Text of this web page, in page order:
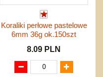
Koraliki perłowe pastelowe
6mm 36g ok.150szt
8.09 PLN